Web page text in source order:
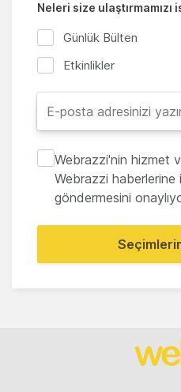
Neleri size ulaştırmamızı
Günlük Bülten
Etkinlikler
Webrazzi'nin hizmet
Webrazzi
göndermesini